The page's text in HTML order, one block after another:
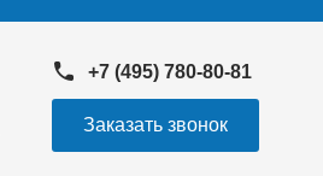
+7 (495) 780-80-81
Заказать звонок